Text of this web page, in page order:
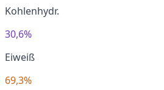
Kohlenhydr.
30,6%
Eiweiß
69,3%